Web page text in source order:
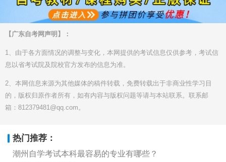
【广东自考网声明】：
1、由于各方面情况的调整与变化，本网提供的考试信息仅供参考，考试信
息以省考试院及院校官方发布的信息为准。
2、本网信息来源为其他媒体的稿件转载，免费转载出于非商业性学习目
的，版权归原作者所有，如有内容与版权问题等请与本站联系。联系邮
箱：812379481@qq.com。
热门推荐：
潮州自学考试本科最容易的专业有哪些？